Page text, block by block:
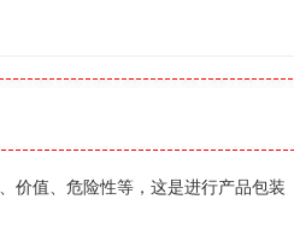
值、危险性等，这是进行产品包装